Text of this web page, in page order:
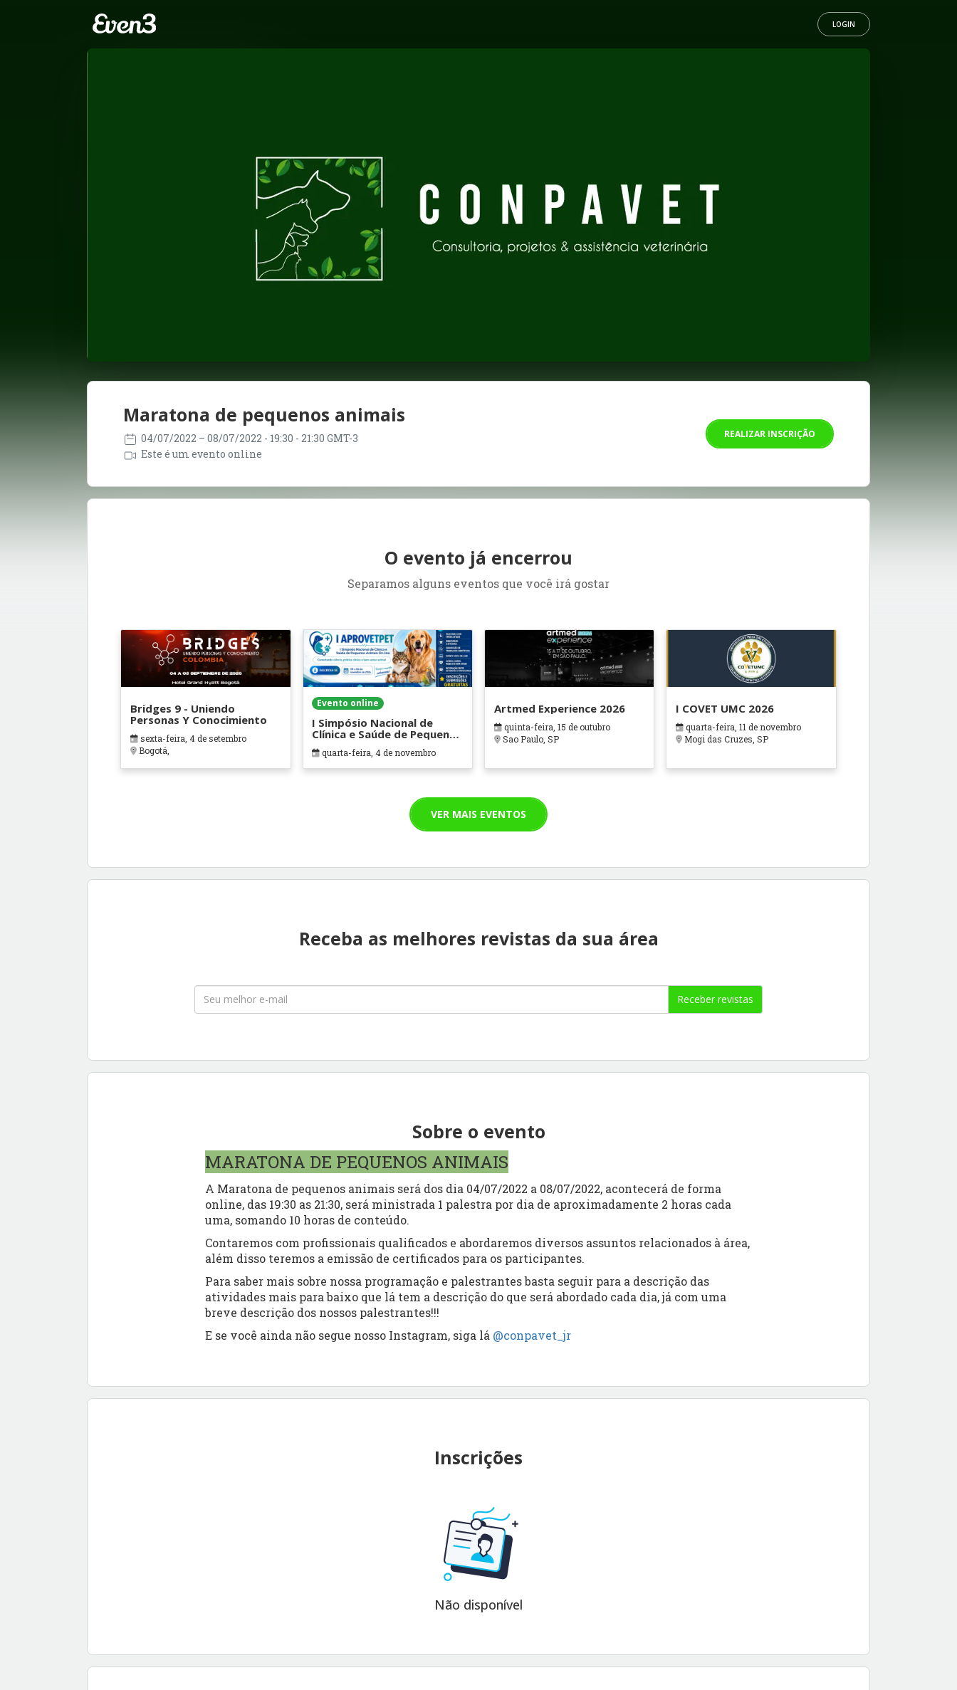
LOGIN
Maratona de pequenos animais
04/07/2022 – 08/07/2022 - 19:30 - 21:30 GMT-3
Este é um evento online
REALIZAR INSCRIÇÃO
O evento já encerrou
Separamos alguns eventos que você irá gostar
Bridges 9 - Uniendo
Personas Y Conocimiento
sexta-feira, 4 de setembro
Bogotá,
Evento online
I Simpósio Nacional de
Clínica e Saúde de Pequenos
Animais Online (I
APROVETPET)
quarta-feira, 4 de novembro
Artmed Experience 2026
quinta-feira, 15 de outubro
Sao Paulo, SP
I COVET UMC 2026
quarta-feira, 11 de novembro
Mogi das Cruzes, SP
VER MAIS EVENTOS
Receba as melhores revistas da sua área
Receber revistas
Sobre o evento
MARATONA DE PEQUENOS ANIMAIS
A Maratona de pequenos animais será dos dia 04/07/2022 a 08/07/2022, acontecerá de forma
online, das 19:30 as 21:30, será ministrada 1 palestra por dia de aproximadamente 2 horas cada
uma, somando 10 horas de conteúdo.
Contaremos com profissionais qualificados e abordaremos diversos assuntos relacionados à área,
além disso teremos a emissão de certificados para os participantes.
Para saber mais sobre nossa programação e palestrantes basta seguir para a descrição das
atividades mais para baixo que lá tem a descrição do que será abordado cada dia, já com uma
breve descrição dos nossos palestrantes!!!
E se você ainda não segue nosso Instagram, siga lá @conpavet_jr
Inscrições
Não disponível